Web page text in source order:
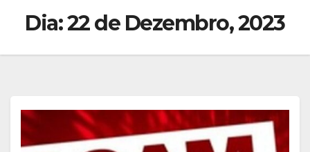
Dia:22 de Dezembro, 2023